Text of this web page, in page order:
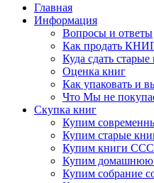
Главная
Информация
Вопросы и ответы
Как продать
Куда сдать старые
Оценка книг
Как упаковать и
Что Мы не
Скупка книг
Купим
Купим старые
Купим книги
Купим домашнюю
Купим собрание